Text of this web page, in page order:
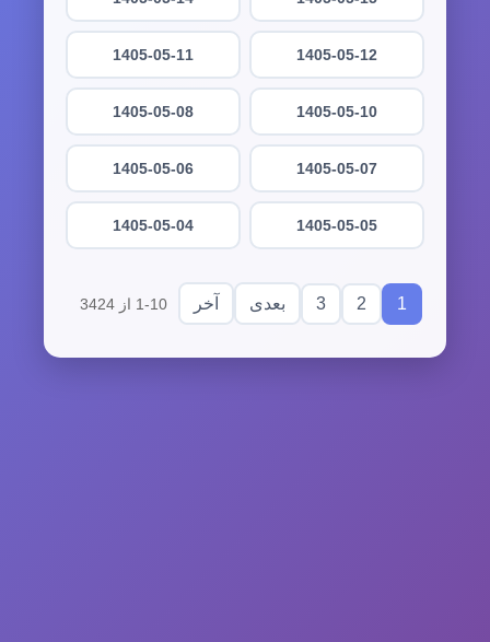
1405-05-12
1405-05-11
1405-05-10
1405-05-08
1405-05-07
1405-05-06
1405-05-05
1405-05-04
1
2
3 بعدی آخر 1-10 از 3424